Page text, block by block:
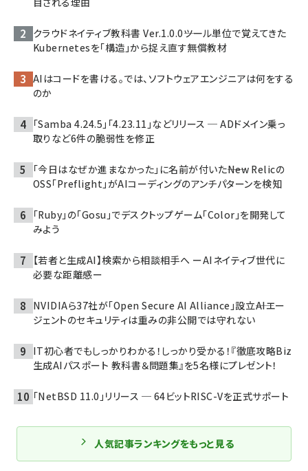
クラウドネイティブ教科書 Ver.1.0.0――ツール単位で覚えてきた
Kubernetesを「構造」から捉え直す無償教材
AIはコードを書ける。では、ソフトウェアエンジニアは何をする
のか
「Samba 4.24.5」「4.23.11」などリリース ─ ADドメイン乗っ
取りなど6件の脆弱性を修正
「今日はなぜか進まなかった」に名前が付いた――New Relicの
OSS「Preflight」がAIコーディングのアンチパターンを検知
「Ruby」の「Gosu」でデスクトップゲーム「Color」を開発して
みよう
【若者と生成AI】検索から相談相手へ ーAIネイティブ世代に
必要な距離感ー
NVIDIAら37社が「Open Secure AI Alliance」設立――AIエー
ジェントのセキュリティは重みの非公開では守れない
IT初心者でもしっかりわかる！しっかり受かる！『徹底攻略Biz
生成AIパスポート 教科書＆問題集』を5名様にプレゼント！
「NetBSD 11.0」リリース ─ 64ビットRISC-Vを正式サポート
人気記事ランキングをもっと見る